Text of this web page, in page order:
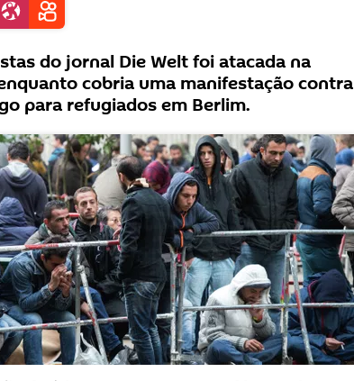
do jornal Die Welt foi atacada na
cobria uma manifestação contra
para refugiados em Berlim.